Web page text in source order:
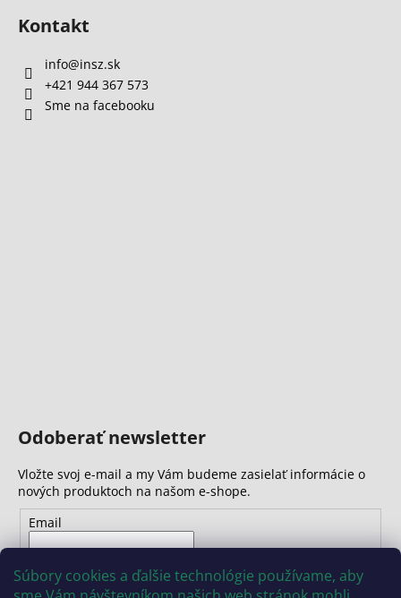
Súbory cookies a ďalšie technológie používame, aby
Kontakt
info@insz.sk
+421 944 367 573
Sme na facebooku
Odoberať newsletter
Vložte svoj e-mail a my Vám budeme zasielať informácie o
nových produktoch na našom e-shope.
Email
osobných údajov